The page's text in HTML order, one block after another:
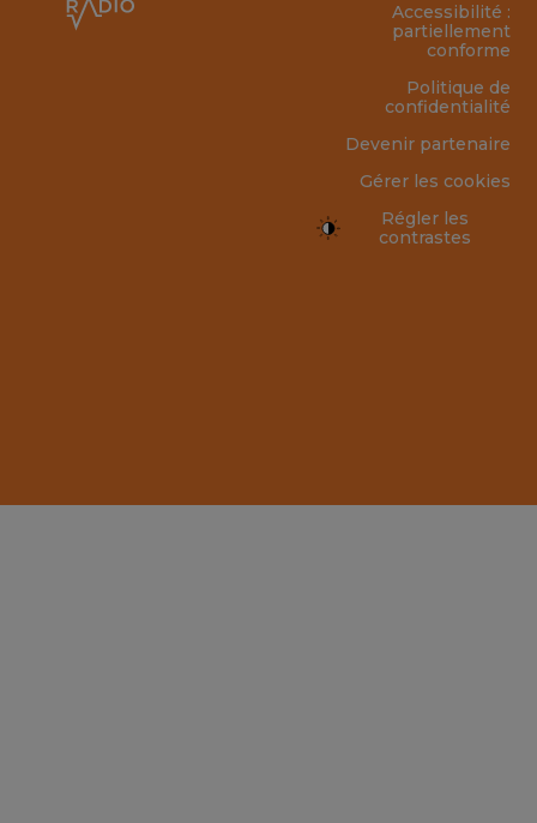
Accessibilité :
partiellement
conforme
Politique de
confidentialité
Devenir partenaire
Gérer les cookies
Régler les
contrastes